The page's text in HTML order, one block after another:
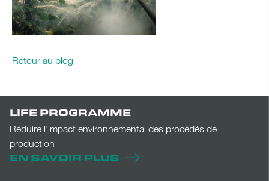
Retour au blog
LIFE PROGRAMME
Réduire l’impact environnemental des procédés de
production
EN SAVOIR PLUS